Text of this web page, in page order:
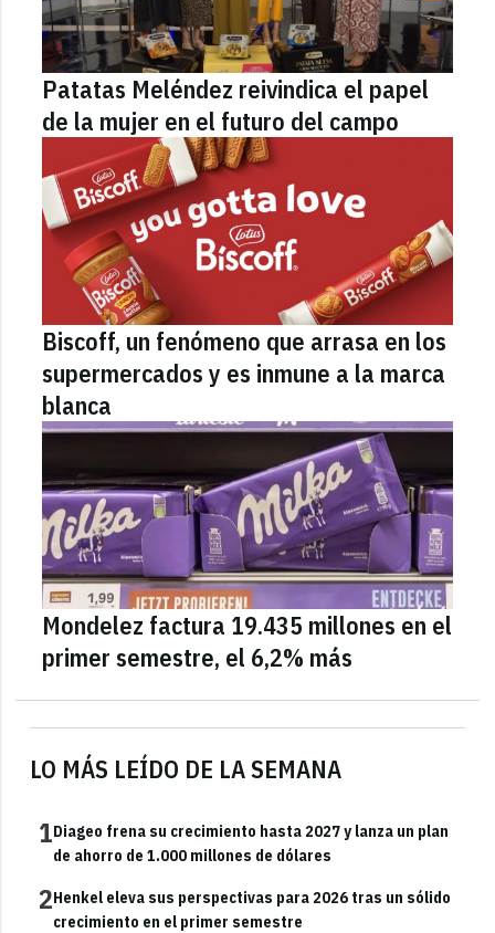
LO MÁS LEÍDO DE LA SEMANA
1Diageo frena su crecimiento hasta 2027 y lanza un plan
de ahorro de 1.000 millones de dólares
2Henkel eleva sus perspectivas para 2026 tras un sólido
crecimiento en el primer semestre
Patatas Meléndez reivindica el papel
de la mujer en el futuro del campo
Biscoff, un fenómeno que arrasa en los
supermercados y es inmune a la marca
blanca
Mondelez factura 19.435 millones en el
primer semestre, el 6,2% más